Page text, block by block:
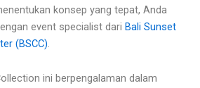
konsep yang tepat, Anda
event specialist dariBali Sunset
(BSCC).
ini berpengalaman dalam